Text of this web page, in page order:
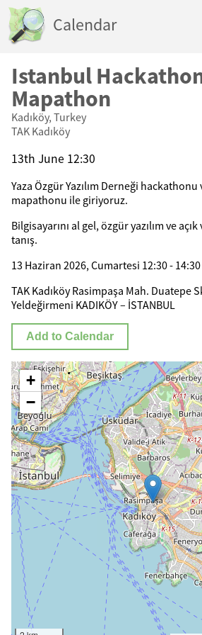
Calendar
Istanbul
Mapathon
Kadıköy, Turkey
TAK Kadıköy
13th June 12:30
Yaza Özgür Yazılım Derneği
mapathonu ile giriyoruz.
Bilgisayarını al gel, özgür yazılım ve
tanış.
13 Haziran 2026, Cumartesi 12:30 - 14:30
TAK Kadıköy Rasimpaşa Mah. Duatepe
Yeldeğirmeni KADIKÖY – İSTANBUL
Add to Calendar
+
−